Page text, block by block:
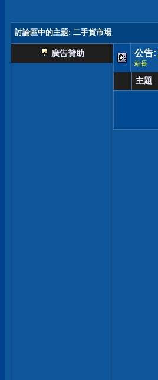
討論區中的主題: 二手貨市場
廣告贊助 公告:
站長
主題